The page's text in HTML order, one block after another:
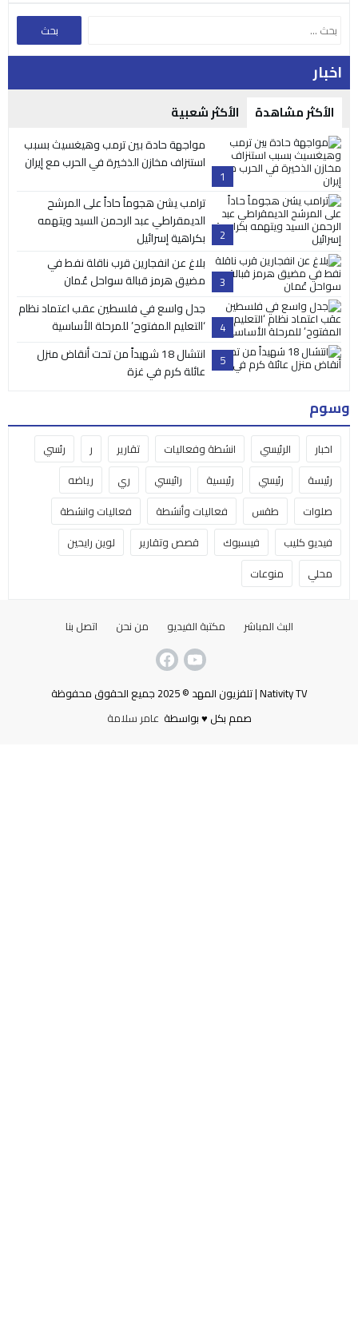
اخبار
الأكثر مشاهدة الأكثر شعبية
1
مواجهة حادة بين ترمب وهيغسيث بسبب
استنزاف مخازن الذخيرة في الحرب مع إيران
2
ترامب يشن هجوماً حاداً على المرشح
الديمقراطي عبد الرحمن السيد ويتهمه
بكراهية إسرائيل
3
بلاغ عن انفجارين قرب ناقلة نفط في
مضيق هرمز قبالة سواحل عُمان
4
جدل واسع في فلسطين عقب اعتماد نظام
‘التعليم المفتوح’ للمرحلة الأساسية
5
انتشال 18 شهيداً من تحت أنقاض منزل
عائلة كرم في غزة
وسوم
اخبار الرئيسي انشطة وفعاليات تقارير ر
رئسي
رئيسة
رئيسي رئيسية رائيسي ري
رياضه
صلوات
طقس فعاليات وأنشطة
فعاليات وانشطة
فيديو كليب
فيسبوك قصص وتقارير
لوين رايحين
محلي
منوعات
البث المباشر مكتبة الفيديو من نحن اتصل بنا
Nativity TV | تلفزيون المهد © 2025 جميع الحقوق محفوظة
صمم بكل ♥ بواسطة عامر سلامة